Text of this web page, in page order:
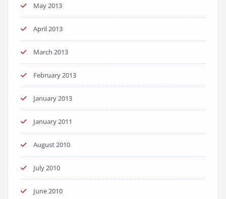
May 2013
April 2013
March 2013
February 2013
January 2013
January 2011
August 2010
July 2010
June 2010